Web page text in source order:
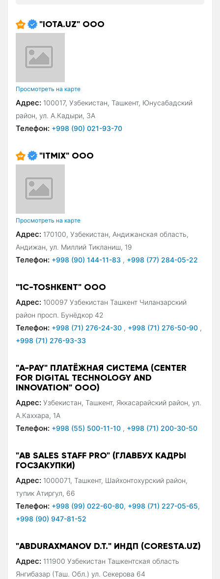
"IOTA.UZ" ООО
Просмотреть на карте
Адрес: 100017, Узбекистан, Ташкент, Юнусабадский
район, ул. А.Кадыри, 3А
Телефон: +998 (90) 021-93-70
"ITMIX" ООО
Просмотреть на карте
Адрес: 170100, Узбекистан, Андижанская область,
Андижан, ул. Миллий Тикланиш, 19
Телефон: +998 (90) 144-11-83 , +998 (77) 284-05-22
"1C-TOSHKENT" ООО
Адрес: 100097 Узбекистан Ташкент Чиланзарский
район просп. Бунёдкор 42
Телефон: +998 (71) 276-24-30 , +998 (71) 276-50-90 ,
+998 (71) 276-93-33
"A-PAY" ПЛАТЁЖНАЯ СИСТЕМА (CENTER
FOR DIGITAL TECHNOLOGY AND
INNOVATION" ООО)
Адрес: Узбекистан, Ташкент, Яккасарайский район, ул.
А.Каххара, 1А
Телефон: +998 (55) 500-11-10 , +998 (71) 200-30-50
"AB SALES STAFF PRO" (ГЛАВБУХ КАДРЫ
ГОСЗАКУПКИ)
Адрес: 1000071, Ташкент, Шайхонтохурский район,
тупик Атиргул, 66
Телефон: +998 (99) 022-60-80, +998 (71) 227-05-65,
+998 (90) 947-81-52
"ABDURAXMANOV D.T." ИНДП (CORESTA.UZ)
Адрес: 111900 Узбекистан Ташкентская область
Янгибазар (Таш. Обл.) ул. Секерова 64